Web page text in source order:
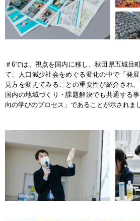
＃6では、視点を国内に移し、秋⽥県五城⽬
て、⼈⼝減少社会をめぐる変化の中で「発
⾒⽅を変えてみることの重要性が紹介され
国内の地域づくり・課題解決でも共通する
向の学びのプロセス」であることが示されま